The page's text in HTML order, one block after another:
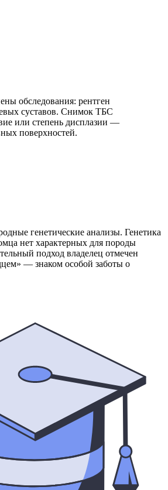
обследования: рентген
суставов. Снимок ТБС
или степень дисплазии —
поверхностей.
генетические анализы. Генетика
нет характерных для породы
подход владелец отмечен
— знаком особой заботы о